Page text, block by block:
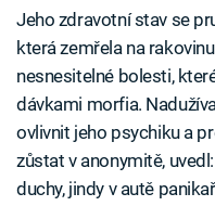
Jeho zdravotní stav se
která zemřela na
nesnesitelné bolesti,
dávkami morfia.
ovlivnit jeho psychiku a
zůstat v anonymitě,
duchy, jindy v autě